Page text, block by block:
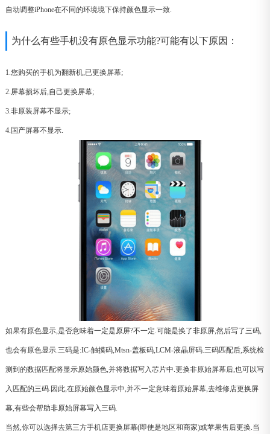
自动调整iPhone在不同的环境境下保持颜色显示一致.
为什么有些手机没有原色显示功能?可能有以下原因：
1.您购买的手机为翻新机,已更换屏幕;
2.屏幕损坏后,自己更换屏幕;
3.非原装屏幕不显示;
4.国产屏幕不显示.
如果有原色显示,是否意味着一定是原屏?不一定.可能是换了非原屏,然后写了三码,
也会有原色显示.三码是:IC-触摸码,Mtsn-盖板码,LCM-液晶屏码.三码匹配后,系统检
测到的数据匹配将显示原始颜色,并将数据写入芯片中.更换非原始屏幕后,也可以写
入匹配的三码.因此,在原始颜色显示中,并不一定意味着原始屏幕,去维修店更换屏
幕,有些会帮助非原始屏幕写入三码.
当然,你可以选择去第三方手机店更换屏幕(即使是地区和商家)或苹果售后更换.当